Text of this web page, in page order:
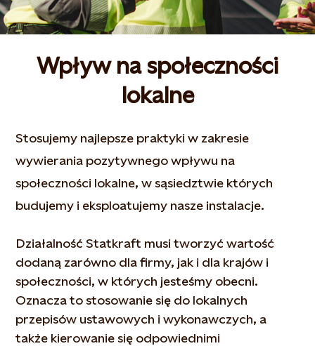
Wpływ na społeczności
lokalne
Stosujemy najlepsze praktyki w zakresie
wywierania pozytywnego wpływu na
społeczności lokalne, w sąsiedztwie których
budujemy i eksploatujemy nasze instalacje.
Działalność Statkraft musi tworzyć wartość
dodaną zarówno dla firmy, jak i dla krajów i
społeczności, w których jesteśmy obecni.
Oznacza to stosowanie się do lokalnych
przepisów ustawowych i wykonawczych, a
także kierowanie się odpowiednimi